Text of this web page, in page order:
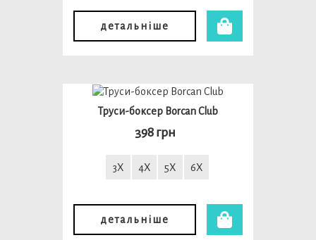
детальніше
Труси-боксер Borcan Club
398 грн
3X 4X 5X 6X
детальніше